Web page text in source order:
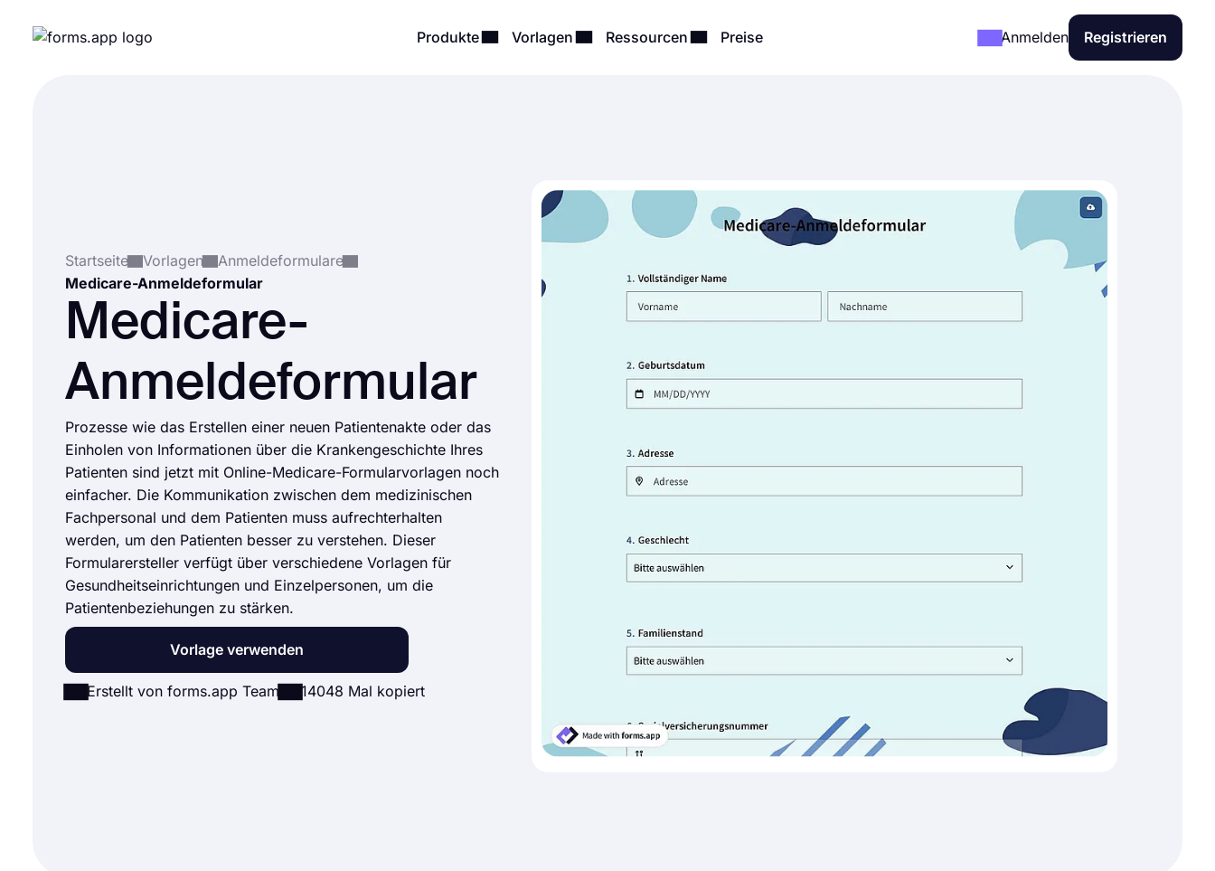
Produkte Vorlagen Ressourcen Preise Anmelden Registrieren
Startseite Vorlagen
Anmeldeformulare
Medicare-Anmeldeformular
Medicare-
Anmeldeformular
Prozesse wie das Erstellen einer neuen Patientenakte oder das
Einholen von Informationen über die Krankengeschichte Ihres
Patienten sind jetzt mit Online-Medicare-Formularvorlagen noch
einfacher. Die Kommunikation zwischen dem medizinischen
Fachpersonal und dem Patienten muss aufrechterhalten
werden, um den Patienten besser zu verstehen. Dieser
Formularersteller verfügt über verschiedene Vorlagen für
Gesundheitseinrichtungen und Einzelpersonen, um die
Patientenbeziehungen zu stärken.
Vorlage verwenden
Erstellt von forms.app Team 14048 Mal kopiert